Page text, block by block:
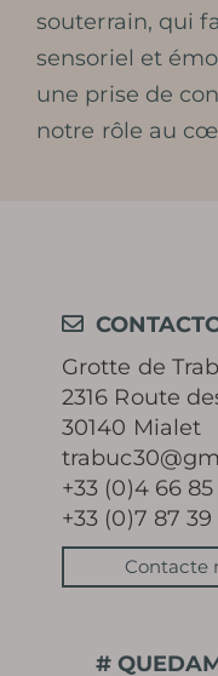
souterrain, qui
sensoriel et
une prise de
notre rôle au
Grotte de
2316 Route
30140 Mialet
+33 (0)4 66
+33 (0)7 87
Contacte
#